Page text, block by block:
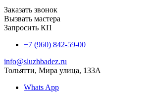
Заказать звонок
Вызвать мастера
Запросить КП
+7 (960) 842-59-00
info@sluzhbadez.ru
Тольятти, Мира улица, 133А
Whats App